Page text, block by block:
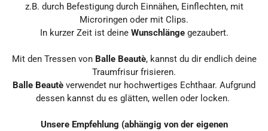
z.B. durch Befestigung durch Einnähen, Einflechten, mit
Microringen oder mit Clips.
In kurzer Zeit ist deine Wunschlängegezaubert.
Mit den Tressen von Balle Beautè, kannst du dir endlich deine
Traumfrisur frisieren.
Balle Beautè verwendet nur hochwertiges Echthaar. Aufgrund
dessen kannst du es glätten, wellen oder locken.
Unsere Empfehlung (abhängig von der eigenen